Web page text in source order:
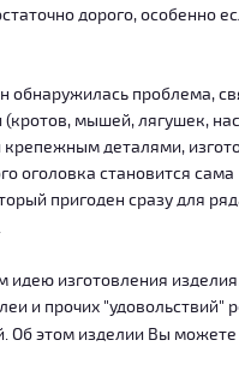
дорого, особенно
проблема,
(кротов, мышей, лягушек,
деталями,
оголовка становится
пригоден сразу для
.
изготовления
и прочих
Об этом изделии Вы